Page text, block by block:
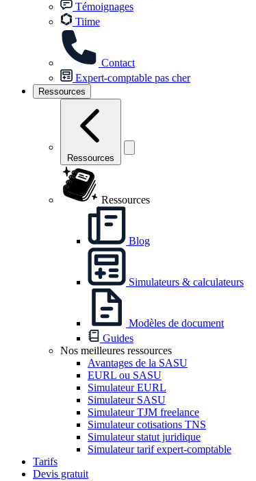
Témoignages
Tiime
Contact
Expert-comptable pas cher
Ressources
Ressources
Ressources
Blog
Simulateurs & calculateurs
Modèles de document
Guides
Nos meilleures ressources
Avantages de la SASU
EURL ou SASU
Simulateur EURL
Simulateur SASU
Simulateur TJM freelance
Simulateur cotisations TNS
Simulateur statut juridique
Simulateur tarif expert-comptable
Tarifs
Devis gratuit